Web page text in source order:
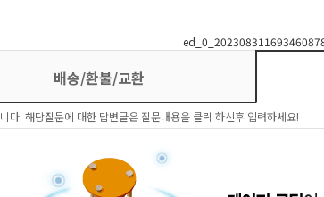
배송/환불/교환
다. 해당질문에 대한 답변글은 질문내용을 클릭 하신후 입력하세요!